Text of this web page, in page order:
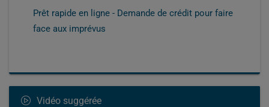
Prêt rapide en ligne - Demande de crédit pour faire
face aux imprévus
Vidéo suggérée